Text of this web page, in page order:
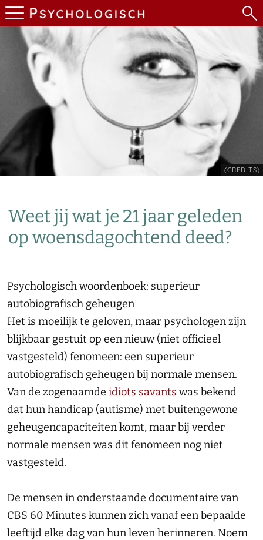
(CREDITS)
Weet jij wat je 21 jaar geleden
op woensdagochtend deed?
Psychologisch woordenboek: superieur
autobiografisch geheugen
Het is moeilijk te geloven, maar psychologen zijn
blijkbaar gestuit op een nieuw (niet officieel
vastgesteld) fenomeen: een superieur
autobiografisch geheugen bij normale mensen.
Van de zogenaamde idiots savants was bekend
dat hun handicap (autisme) met buitengewone
geheugencapaciteiten komt, maar bij verder
normale mensen was dit fenomeen nog niet
vastgesteld.
De mensen in onderstaande documentaire van
CBS 60 Minutes kunnen zich vanaf een bepaalde
leeftijd elke dag van hun leven herinneren. Noem